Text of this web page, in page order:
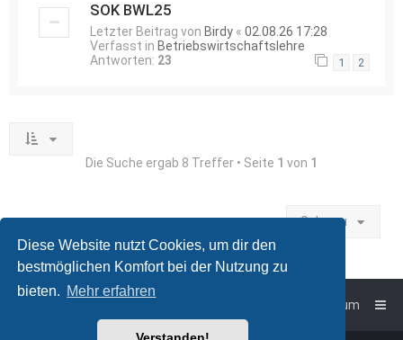
Diese Website nutzt Cookies, um dir den
bestmöglichen Komfort bei der Nutzung zu
bieten. Mehr erfahren
SOK BWL25
Letzter Beitrag von Birdy « 02.08.26 17:28
Verfasst in Betriebswirtschaftslehre
Antworten: 23 1 2
Die Suche ergab 8 Treffer • Seite 1 von 1
Gehe zu
Impressum